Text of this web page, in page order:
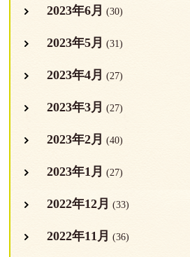
2023年6月 (30)
2023年5月 (31)
2023年4月 (27)
2023年3月 (27)
2023年2月 (40)
2023年1月 (27)
2022年12月 (33)
2022年11月 (36)